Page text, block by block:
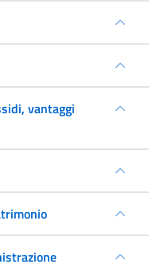
vantaggi